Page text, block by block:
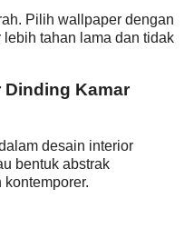
Pilih wallpaper dengan
tahan lama dan tidak
Dinding Kamar
desain interior
bentuk abstrak